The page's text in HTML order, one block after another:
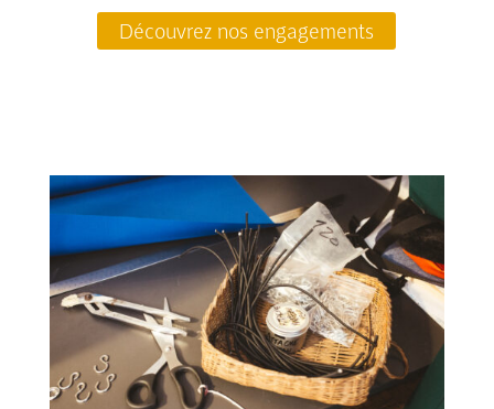
Découvrez nos engagements